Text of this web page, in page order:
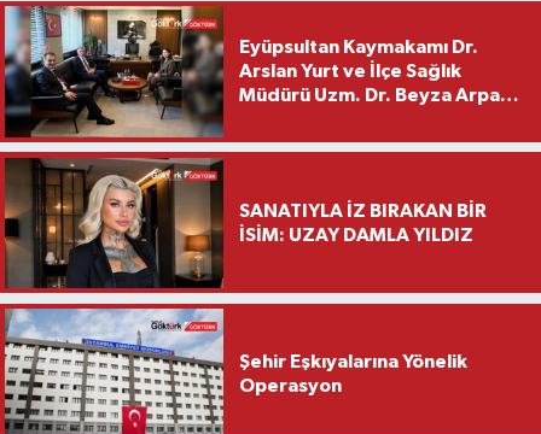
Eyüpsultan Kaymakamı Dr.
Arslan Yurt ve İlçe Sağlık
Müdürü Uzm. Dr. Beyza Arpacı
Ziyareti
SANATIYLA İZ BIRAKAN BİR
İSİM: UZAY DAMLA YILDIZ
Şehir Eşkıyalarına Yönelik
Operasyon